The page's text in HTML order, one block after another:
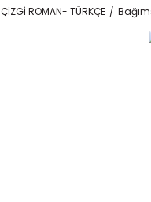
ÇİZGİ ROMAN- TÜRKÇE